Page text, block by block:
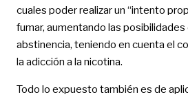
cuales poder realizar un “intento
fumar, aumentando las
abstinencia, teniendo en cuenta el
la adicción a la nicotina.
Todo lo expuesto también es de